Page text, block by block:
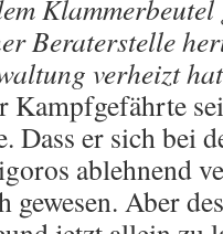
Beraterstelle
verheizt hat
Kampfgefährte
Dass er sich bei
ablehnend
Aber